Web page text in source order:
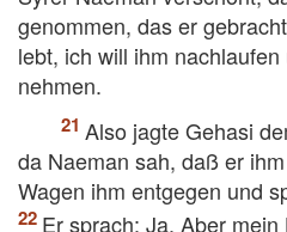
genommen, das er
lebt, ich will ihm
nehmen.
Also jagte Gehasi
da Naeman sah, daß er
Wagen ihm entgegen und
Er sprach: Ja. Aber